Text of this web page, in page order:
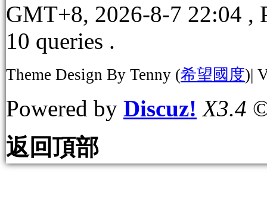
GMT+8, 2026-8-7 22:04 ,
10 queries .
Theme Design By Tenny (希望國度)|
Powered by Discuz! X3.4
返回頂部